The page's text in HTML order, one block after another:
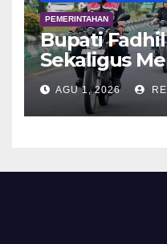
PEMERINTAHAN
Bupati
Sekaligus
Kegiatan
Club
AGU 1, 2026